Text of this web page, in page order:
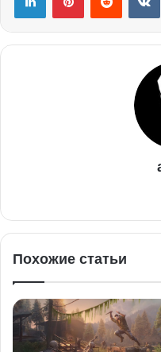
Похожие статьи